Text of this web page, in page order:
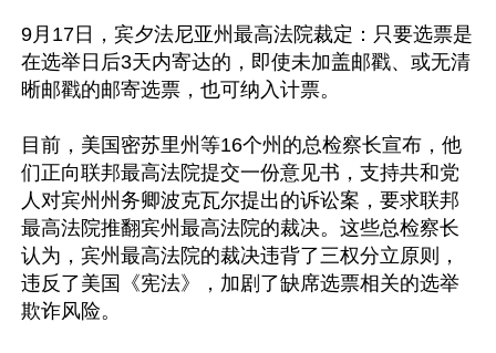
9月17日，宾夕法尼亚州最高法院裁定：只要选票是
在选举日后3天内寄达的，即使未加盖邮戳、或无清
晰邮戳的邮寄选票，也可纳入计票。
目前，美国密苏里州等16个州的总检察长宣布，他
们正向联邦最高法院提交一份意见书，支持共和党
人对宾州州务卿波克瓦尔提出的诉讼案，要求联邦
最高法院推翻宾州最高法院的裁决。这些总检察长
认为，宾州最高法院的裁决违背了三权分立原则，
违反了美国《宪法》，加剧了缺席选票相关的选举
欺诈风险。